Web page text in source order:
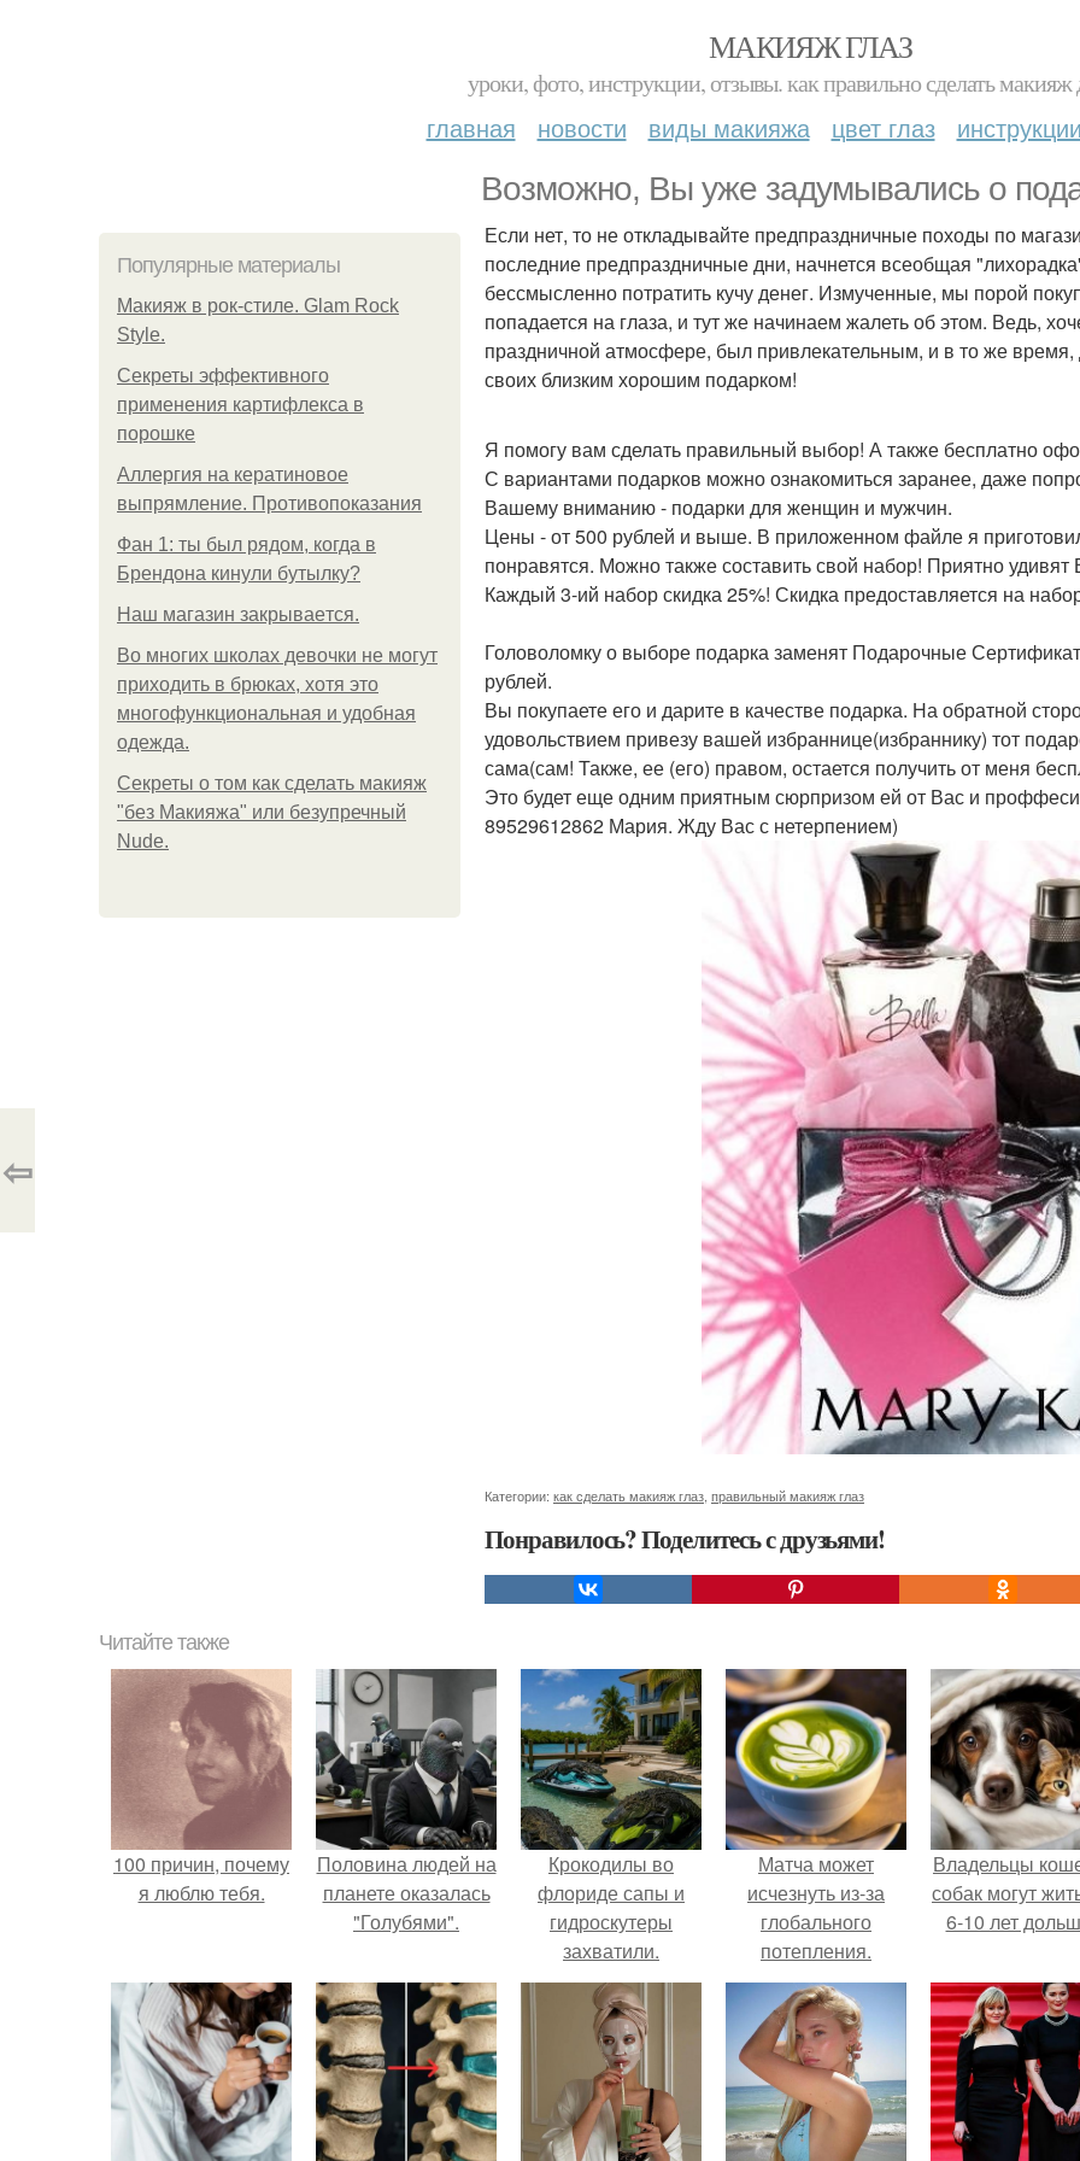
МАКИЯЖ ГЛАЗ
уроки, фото, инструкции, отзывы. как правильно сделать макияж
главная новости виды макияжа цвет глаз
Возможно, Вы уже задумывались о
Популярные материалы
Макияж в рок-стиле. Glam Rock
Style.
Секреты эффективного
применения картифлекса в
порошке
Аллергия на кератиновое
выпрямление. Противопоказания
Фан 1: ты был рядом, когда в
Брендона кинули бутылку?
Нaш магaзин зaкрывaeтся.
Во многих школах девочки не могут
приходить в брюках, хотя это
многофункциональная и удобная
одежда.
Секреты о том как сделать макияж
"без Макияжа" или безупречный
Nude.
Если нет, то не откладывайте предпраздничные походы по
последние предпраздничные дни, начнется всеобщая
бессмысленно потратить кучу денег. Измученные, мы порой
попадается на глаза, и тут же начинаем жалеть об этом. Ведь,
праздничной атмосфере, был привлекательным, и в то же
своих близким хорошим подарком!
Я помогу вам сделать правильный выбор! А также бесплатно
С вариантами подарков можно ознакомиться заранее, даже
Вашему вниманию - подарки для женщин и мужчин.
Цены - от 500 рублей и выше. В приложенном файле я
понравятся. Можно также составить свой набор! Приятно
Каждый 3-ий набор скидка 25%! Скидка предоставляется на
Головоломку о выборе подарка заменят Подарочные
рублей.
Вы покупаете его и дарите в качестве подарка. На обратной
удовольствием привезу вашей избраннице(избраннику) тот
сама(сам! Также, ее (его) правом, остается получить от меня
Это будет еще одним приятным сюрпризом ей от Вас и
89529612862 Мария. Жду Вас с нетерпением)
Категории: как сделать макияж глаз правильный макияж глаз
Понравилось? Поделитесь с друзьями!
⇦
Читайте также
100 причин, почему
я люблю тебя.
Половина людей на
планете оказалась
"Голубями".
Крокодилы во
флориде сапы и
гидроскутеры
захватили.
Матча может
исчезнуть из-за
глобального
потепления.
Владельцы
собак могут
6-10 лет